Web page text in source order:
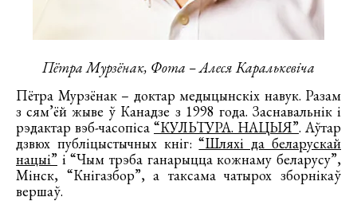
Пётра Мурзёнак, Фота – Алеся Каралькевіча
Пётра Мурзёнак – доктар медыцынскіх навук. Разам
з сям’ёй жыве ў Канадзе з 1998 года. Заснавальнік і
рэдактар вэб-часопіса “КУЛЬТУРА. НАЦЫЯ”. Аўтар
дзвюх публіцыстычных кніг:“Шляхі да беларускай
нацыі” і “Чым трэба ганарыцца кожнаму беларусу”,
Мінск, “Кнігазбор”, а таксама чатырох зборнікаў
вершаў.